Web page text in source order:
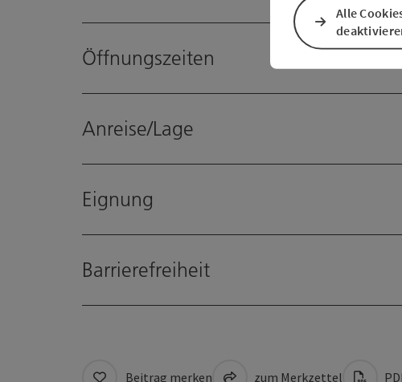
Öffnungszeiten
Anreise/Lage
Eignung
Barrierefreiheit
Beitrag merken zum Merkzettel
Alle